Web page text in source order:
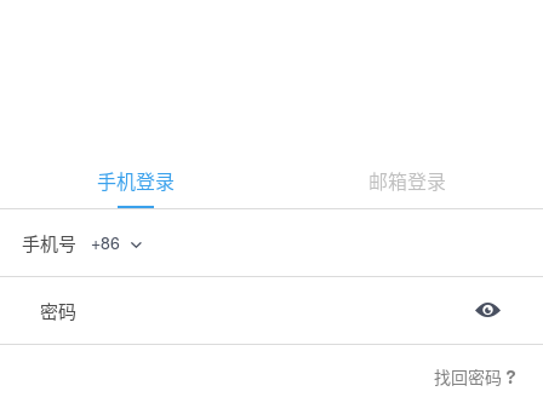
手机登录 邮箱登录
手机号 +86
密码
找回密码